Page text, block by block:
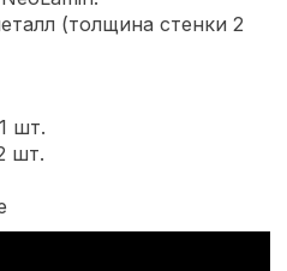
(толщина стенки 2
шт.
шт.